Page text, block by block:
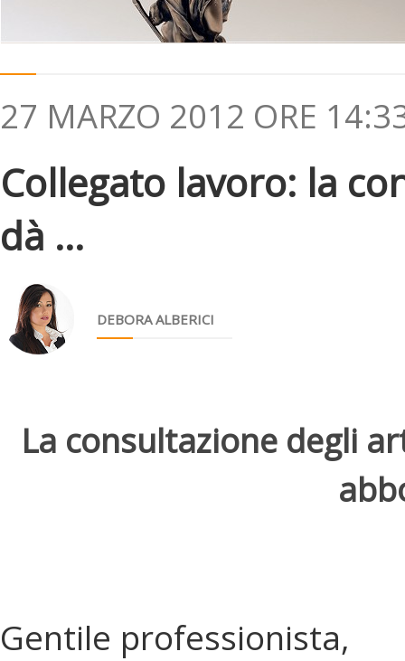
27 MARZO 2012 ORE
Collegato lavoro: la
dà ...
DEBORA ALBERICI
La consultazione degli
Gentile professionista,